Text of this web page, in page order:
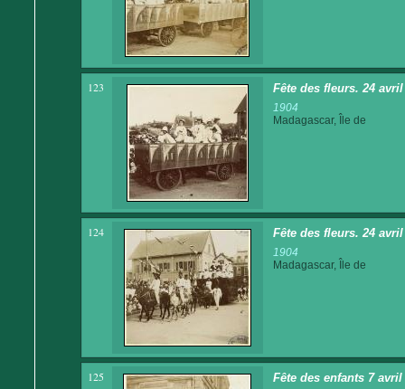
123 Fête des fleurs. 24 avril
1904
Madagascar, Île de
124 Fête des fleurs. 24 avril
1904
Madagascar, Île de
125 Fête des enfants 7